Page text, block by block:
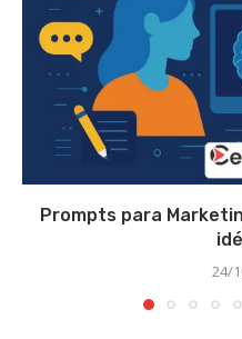
Prompts para
24/